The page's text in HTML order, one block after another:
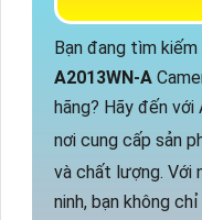
Bạn đang tìm
A2013WN-A
hãng? Hãy đến với
nơi cung cấp sản
và chất lượng. Với
ninh, bạn không